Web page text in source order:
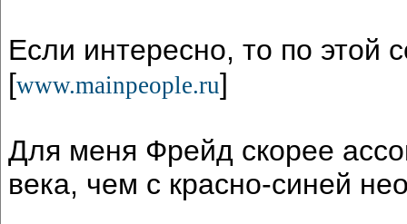
Если интересно, то по этой
[www.mainpeople.ru]
Для меня Фрейд скорее
века, чем с красно-синей